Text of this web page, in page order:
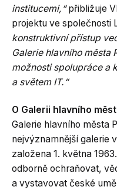
institucemi,“přibližuje
projektu ve společnosti
konstruktivní přístup
Galerie hlavního města
možnosti spolupráce a
a světem IT.“
O Galerii hlavního
Galerie hlavního města
nejvýznamnější galerie
založena 1. května
odborně ochraňovat,
a vystavovat české